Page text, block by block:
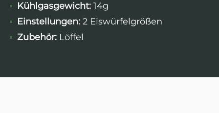
Kühlgasgewicht: 14g
Einstellungen: 2 Eiswürfelgrößen
Zubehör: Löffel